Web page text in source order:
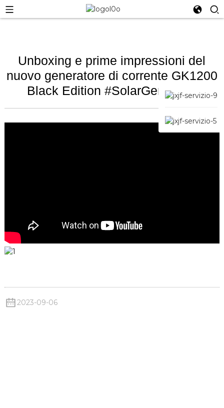
Unboxing e prime impressioni del
nuovo generatore di corrente GK1200
Black Edition #SolarGenerator
2023-09-06